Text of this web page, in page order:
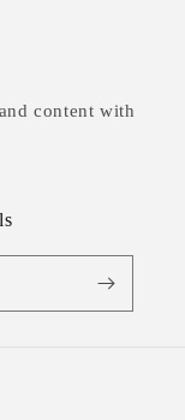
content with